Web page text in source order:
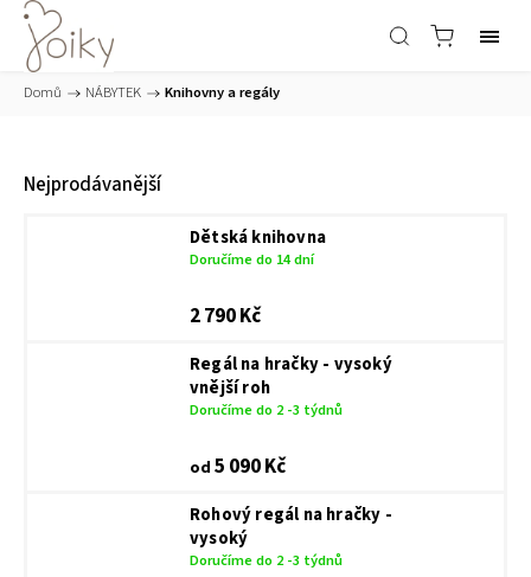
Domů / NÁBYTEK / Knihovny a regály
Nejprodávanější
Dětská knihovna
Doručíme do 14 dní
2 790 Kč
Regál na hračky - vysoký
vnější roh
Doručíme do 2 -3 týdnů
od 5 090 Kč
Rohový regál na hračky -
vysoký
Doručíme do 2 -3 týdnů